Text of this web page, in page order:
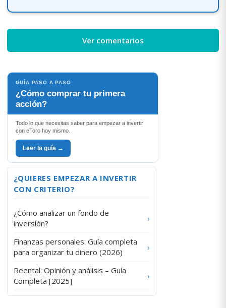
Ver comentarios
GUÍA PASO A PASO
¿Cómo comprar tu primera
acción?
Todo lo que necesitas saber para empezar a invertir
con eToro hoy mismo.
Leer la guía →
¿QUIERES EMPEZAR A INVERTIR
CON CRITERIO?
¿Cómo analizar un fondo de
inversión?
›
Finanzas personales: Guía completa
para organizar tu dinero (2026)
›
Reental: Opinión y análisis – Guía
Completa [2025]
›